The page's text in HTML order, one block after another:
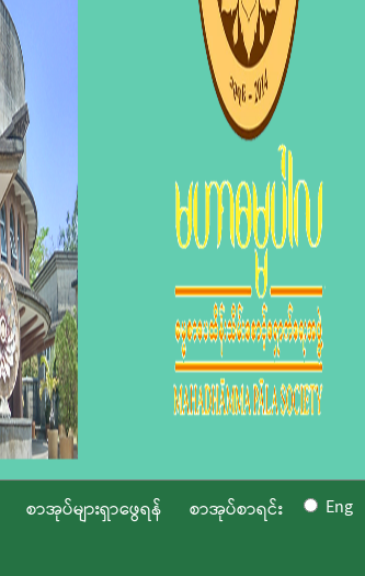
စာအုပ်များရှာဖွေရန် စာအုပ်စာရင်း Eng